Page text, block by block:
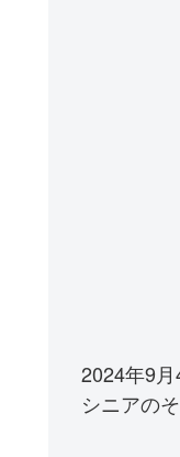
2024年9
シニアの